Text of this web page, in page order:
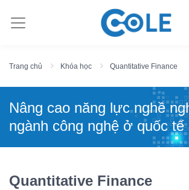
Trang chủ Khóa học Quantitative Finance
Nâng cao năng lực nghề
ngành công nghệ ở quốc tế
Quantitative Finance